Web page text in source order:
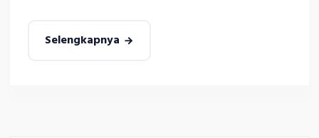
Selengkapnya